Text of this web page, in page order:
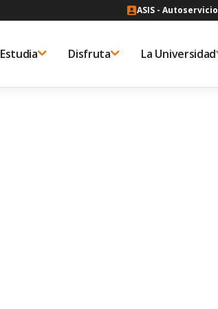
ASIS - Autoservicio
Estudia Disfruta La Universidad